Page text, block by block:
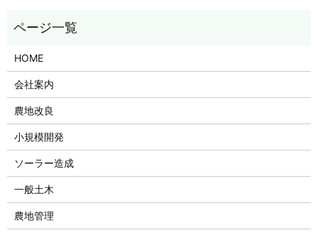
HOME
会社案内
農地改良
小規模開発
ソーラー造成
一般土木
農地管理